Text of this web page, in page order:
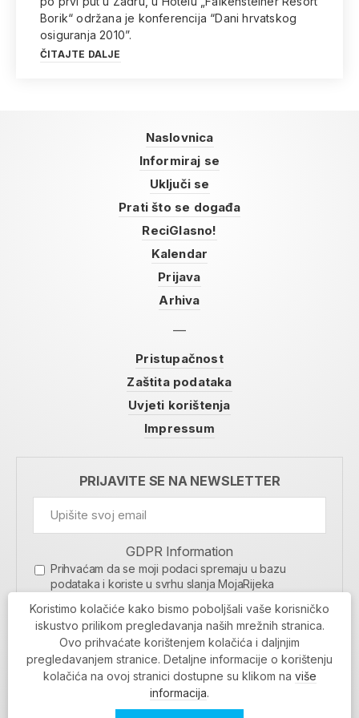
Borik“ održana je konferencija “Dani hrvatskog
osiguranja 2010”.
ČITAJTE DALJE
Naslovnica
Informiraj se
Uključi se
Prati što se događa
ReciGlasno!
Kalendar
Prijava
Arhiva
Pristupačnost
Zaštita podataka
Uvjeti korištenja
Impressum
PRIJAVITE SE NA NEWSLETTER
GDPR Information
Prihvaćam da se moji podaci spremaju u bazu
podataka i koriste u svrhu slanja MojaRijeka
MOJARIJEKA NEWSLETTER
PRIJAVI SE
Koristimo kolačiće kako bismo poboljšali vaše korisničko
iskustvo prilikom pregledavanja naših mrežnih stranica.
Ovo prihvaćate korištenjem kolačića i daljnjim
pregledavanjem stranice. Detaljne informacije o korištenju
kolačića na ovoj stranici dostupne su klikom na više
informacija.